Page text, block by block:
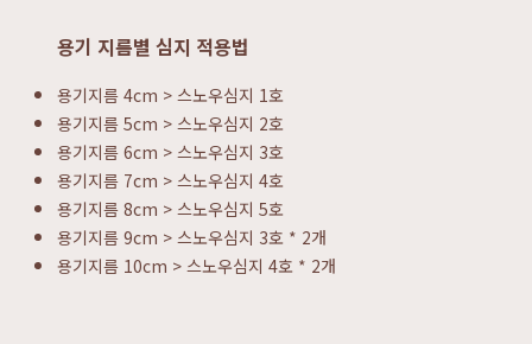
용기 지름별 심지 적용법
용기지름 4cm > 스노우심지 1호
용기지름 5cm > 스노우심지 2호
용기지름 6cm > 스노우심지 3호
용기지름 7cm > 스노우심지 4호
용기지름 8cm > 스노우심지 5호
용기지름 9cm > 스노우심지 3호 * 2개
용기지름 10cm > 스노우심지 4호 * 2개